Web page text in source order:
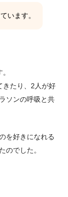
います。
きたり、2人が好
ソンの呼吸と共
を好きになれる
のでした。